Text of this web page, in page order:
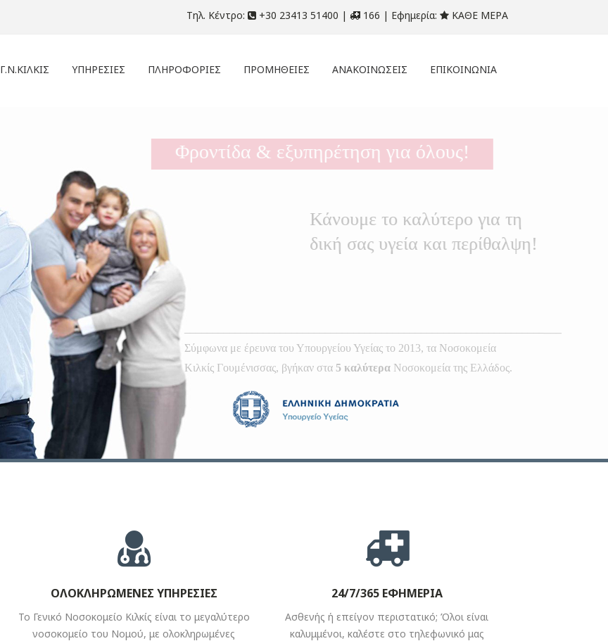
Τηλ. Κέντρο: +30 23413 51400 | 166 | Εφημερία: ΚΑΘΕ ΜΕΡΑ
Γ.Ν.ΚΙΛΚΙΣ ΥΠΗΡΕΣΙΕΣ ΠΛΗΡΟΦΟΡΙΕΣ ΠΡΟΜΗΘΕΙΕΣ ΑΝΑΚΟΙΝΩΣΕΙΣ ΕΠΙΚΟΙΝΩΝΙΑ
Φροντίζουμε τα παιδιά μας
με αγάπη και πρόληψη!
ΟΛΟΚΛΗΡΩΜΕΝΕΣ ΥΠΗΡΕΣΙΕΣ
Το Γενικό Νοσοκομείο Κιλκίς είναι το μεγαλύτερο
νοσοκομείο του Νομού, με ολοκληρωμένες
24/7/365 ΕΦΗΜΕΡΙΑ
Ασθενής ή επείγον περιστατικό; Όλοι είναι
καλυμμένοι, καλέστε στο τηλεφωνικό μας